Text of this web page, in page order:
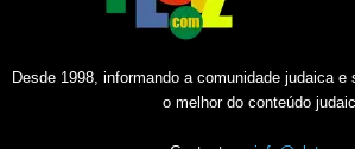
Desde 1998, informando a comunidade judaica
o melhor do conteúdo